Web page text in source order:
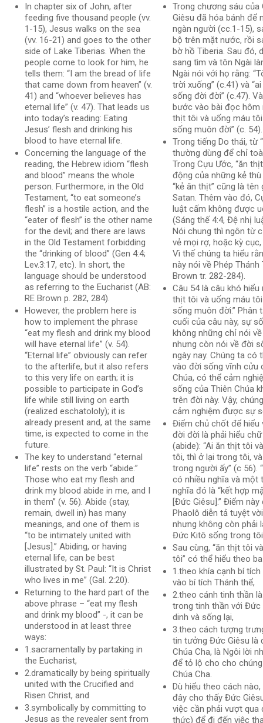
In chapter six of John, after
feeding five thousand people (vv.
1-15), Jesus walks on the sea
(vv. 16-21) and goes to the other
side of Lake Tiberias. When the
people come to look for him, he
tells them: “I am the bread of life
that came down from heaven” (v.
41) and “whoever believes has
eternal life” (v. 47). That leads us
into today’s reading: Eating
Jesus’ flesh and drinking his
blood to have eternal life.
Concerning the language of the
reading, the Hebrew idiom “flesh
and blood” means the whole
person. Furthermore, in the Old
Testament, “to eat someone’s
flesh” is a hostile action, and the
“eater of flesh” is the other name
for the devil; and there are laws
in the Old Testament forbidding
the “drinking of blood” (Gen 4:4;
Lev.3:17, etc). In short, the
language should be understood
as referring to the Eucharist (AB:
RE Brown p. 282, 284).
However, the problem here is
how to implement the phrase
“eat my flesh and drink my blood
will have eternal life” (v. 54).
“Eternal life” obviously can refer
to the afterlife, but it also refers
to this very life on earth; it is
possible to participate in God’s
life while still living on earth
(realized eschatololy); it is
already present and, at the same
time, is expected to come in the
future.
The key to understand “eternal
life” rests on the verb “abide:”
Those who eat my flesh and
drink my blood abide in me, and I
in them” (v. 56). Abide (stay,
remain, dwell in) has many
meanings, and one of them is
“to be intimately united with
[Jesus].” Abiding, or having
eternal life, can be best
illustrated by St. Paul: “It is Christ
who lives in me” (Gal. 2:20).
Returning to the hard part of the
above phrase – “eat my flesh
and drink my blood” -, it can be
understood in at least three
ways:
1.sacramentally by partaking in
the Eucharist,
2.dramatically by being spiritually
united with the Crucified and
Risen Christ, and
3.symbolically by committing to
Jesus as the revealer sent from
Trong chương sáu của
Giêsu đã hóa bánh để
ngàn người (cc.1-15),
bộ trên mặt nước, rồi
bờ hồ Tiberia. Sau đó,
sang tìm và tôn Ngài
Ngài nói với họ rằng:
trời xuống” (c.41) và
sống đời đời” (c.47).
bước vào bài đọc hôm
thịt tôi và uống máu
sống muôn đời” (c. 54).
Trong tiếng Do thái, từ
thường dùng để chỉ
Trong Cựu Ước, “ăn
động của những kẻ thù
“kẻ ăn thịt” cũng là tên
Satan. Thêm vào đó,
luật cấm không được
(Sáng thế 4:4, Đệ nhị
Nói chung thì ngôn từ
vẻ mọi rợ, hoặc kỳ
Vì thế chúng ta hiểu
này nói về Phép Thánh
Brown tr. 282-284).
Câu 54 là câu khó hiểu
thịt tôi và uống máu
sống muôn đời.” Phân
cuối của câu này, sự
không những chỉ nói
nhưng còn nói về đời
ngày nay. Chúng ta có
vào đời sống vĩnh cửu
Chúa, có thể cảm
sống của Thiên Chúa
trên đời này. Vậy,
cảm nghiệm được sự
Điểm chủ chốt để hiểu
đời đời là phải hiểu
(abide): “Ai ăn thịt tôi
tôi, thì ở lại trong tôi,
trong người ấy” (c 56).
có nhiều nghĩa và một
nghĩa đó là “kết hợp
[Đức Giêsu].” Điểm
Phaolô diễn tả tuyệt
nhưng không còn phải
Đức Kitô sống trong
Sau cùng, “ăn thịt tôi
tôi” có thể hiểu theo
1.theo khía cạnh bí
vào bí tích Thánh thể,
2.theo cánh tinh thần
trong tinh thần với Đức
dinh và sống lại,
3.theo cách tượng
tin tưởng Đức Giêsu là
Chúa Cha, là Ngôi lời
để tỏ lộ cho cho
Chúa Cha.
Dù hiểu theo cách
đây cho thấy Đức
việc cần phải vượt qua
thức) để đi đến việc